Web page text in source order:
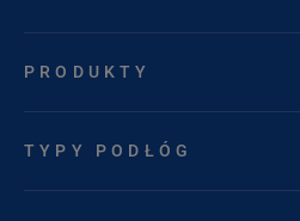
PRODUKTY
TYPY PODŁÓG